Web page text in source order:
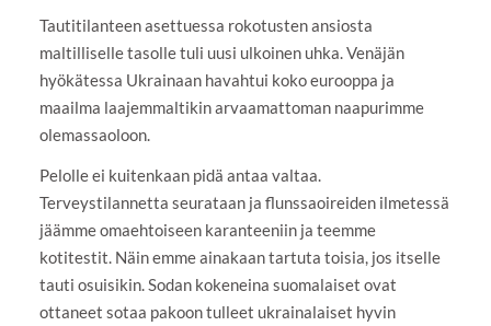
Tautitilanteen asettuessa rokotusten ansiosta
maltilliselle tasolle tuli uusi ulkoinen uhka. Venäjän
hyökätessa Ukrainaan havahtui koko eurooppa ja
maailma laajemmaltikin arvaamattoman naapurimme
olemassaoloon.
Pelolle ei kuitenkaan pidä antaa valtaa.
Terveystilannetta seurataan ja flunssaoireiden ilmetessä
jäämme omaehtoiseen karanteeniin ja teemme
kotitestit. Näin emme ainakaan tartuta toisia, jos itselle
tauti osuisikin. Sodan kokeneina suomalaiset ovat
ottaneet sotaa pakoon tulleet ukrainalaiset hyvin